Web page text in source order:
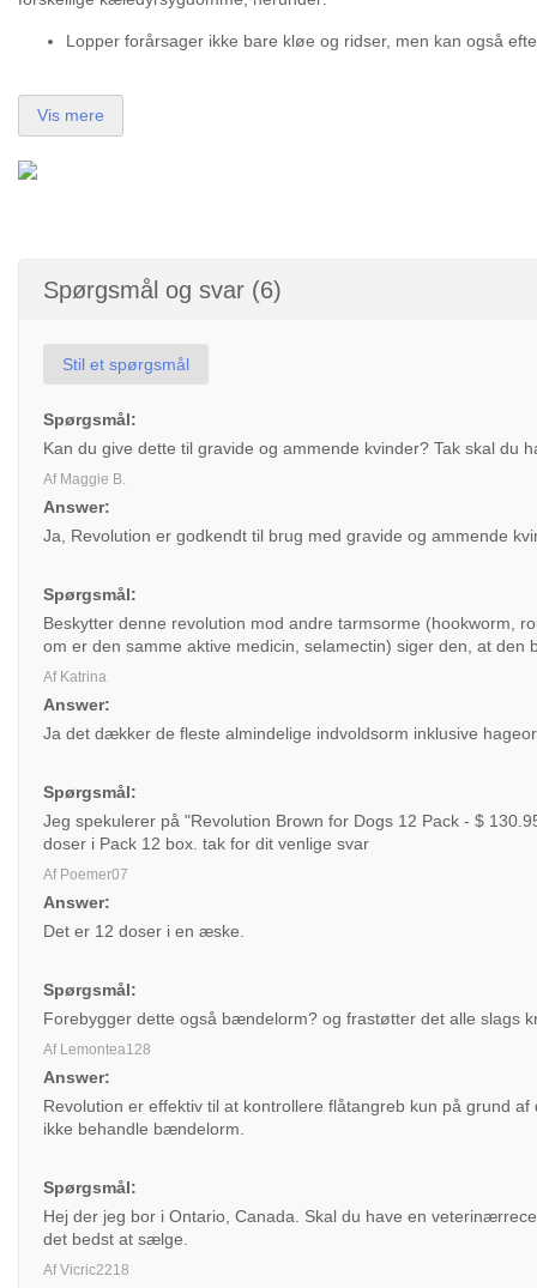
Lopper forårsager ikke bare kløe og ridser, men kan også
Vis mere
Spørgsmål og svar (6)
Stil et spørgsmål
Spørgsmål:
Kan du give dette til gravide og ammende kvinder? Tak skal du
Af Maggie B.
Answer:
Ja, Revolution er godkendt til brug med gravide og ammende
Spørgsmål:
Beskytter denne revolution mod andre tarmsorme (hookworm,
om er den samme aktive medicin, selamectin) siger den, at den
Af Katrina
Answer:
Ja det dækker de fleste almindelige indvoldsorm inklusive
Spørgsmål:
Jeg spekulerer på "Revolution Brown for Dogs 12 Pack - $
doser i Pack 12 box. tak for dit venlige svar
Af Poemer07
Answer:
Det er 12 doser i en æske.
Spørgsmål:
Forebygger dette også bændelorm? og frastøtter det alle slags
Af Lemontea128
Answer:
Revolution er effektiv til at kontrollere flåtangreb kun på grund
ikke behandle bændelorm.
Spørgsmål:
Hej der jeg bor i Ontario, Canada. Skal du have en
det bedst at sælge.
Af Vicric2218